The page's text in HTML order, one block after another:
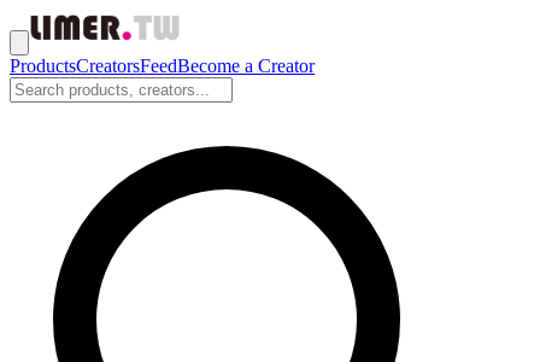
ProductsCreatorsFeedBecome a Creator